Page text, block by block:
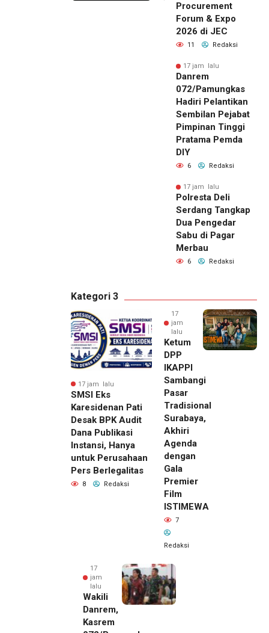
Procurement
Forum & Expo
2026 di JEC
11 Redaksi
17 jam lalu
Danrem
072/Pamungkas
Hadiri Pelantikan
Sembilan Pejabat
Pimpinan Tinggi
Pratama Pemda
DIY
6 Redaksi
17 jam lalu
Polresta Deli
Serdang Tangkap
Dua Pengedar
Sabu di Pagar
Merbau
6 Redaksi
Kategori 3
17 jam lalu
SMSI Eks
Karesidenan Pati
Desak BPK Audit
Dana Publikasi
Instansi, Hanya
untuk Perusahaan
Pers Berlegalitas
8 Redaksi
17
jam
lalu
Ketum
DPP
IKAPPI
Sambangi
Pasar
Tradisional
Surabaya,
Akhiri
Agenda
dengan
Gala
Premier
Film
ISTIMEWA
7
Redaksi
17
jam
lalu
Wakili
Danrem,
Kasrem